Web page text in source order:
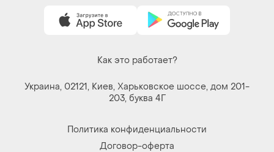
Как это работает?
Украина, 02121, Киев, Харьковское шоссе, дом 201-
203, буква 4Г
Политика конфиденциальности
Договор-оферта